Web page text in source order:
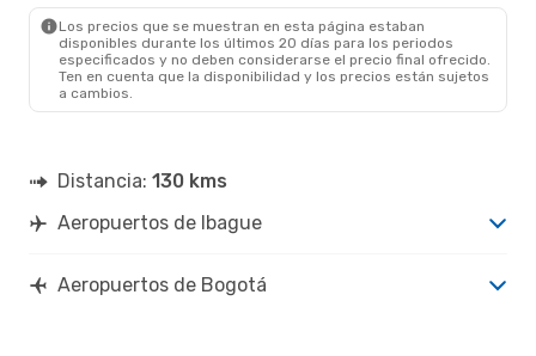
Los precios que se muestran en esta página estaban
disponibles durante los últimos 20 días para los periodos
especificados y no deben considerarse el precio final ofrecido.
Ten en cuenta que la disponibilidad y los precios están sujetos
a cambios.
Distancia: 130 kms
Aeropuertos de Ibague
Aeropuertos de Bogotá